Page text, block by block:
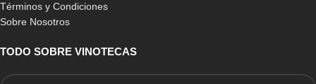
Términos y Condiciones
Sobre Nosotros
TODO SOBRE VINOTECAS